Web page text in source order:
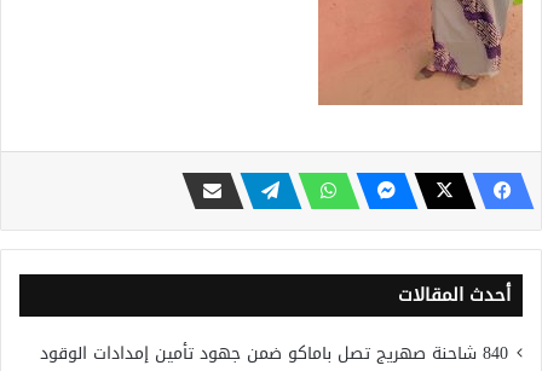
أحدث المقالات
840 شاحنة صهريج تصل باماكو ضمن جهود تأمين إمدادات الوقود